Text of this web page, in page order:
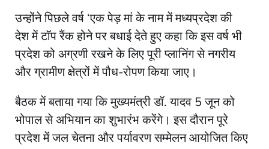
उन्होंने पिछले वर्ष ‘एक पेड़ मां के नाम में मध्यप्रदेश की
देश में टॉप रैंक होने पर बधाई देते हुए कहा कि इस वर्ष भी
प्रदेश को अग्रणी रखने के लिए पूरी प्लानिंग से नगरीय
और ग्रामीण क्षेत्रों में पौध-रोपण किया जाए।
बैठक में बताया गया कि मुख्यमंत्री डॉ. यादव 5 जून को
भोपाल से अभियान का शुभारंभ करेंगे। इस दौरान पूरे
प्रदेश में जल चेतना और पर्यावरण सम्मेलन आयोजित किए